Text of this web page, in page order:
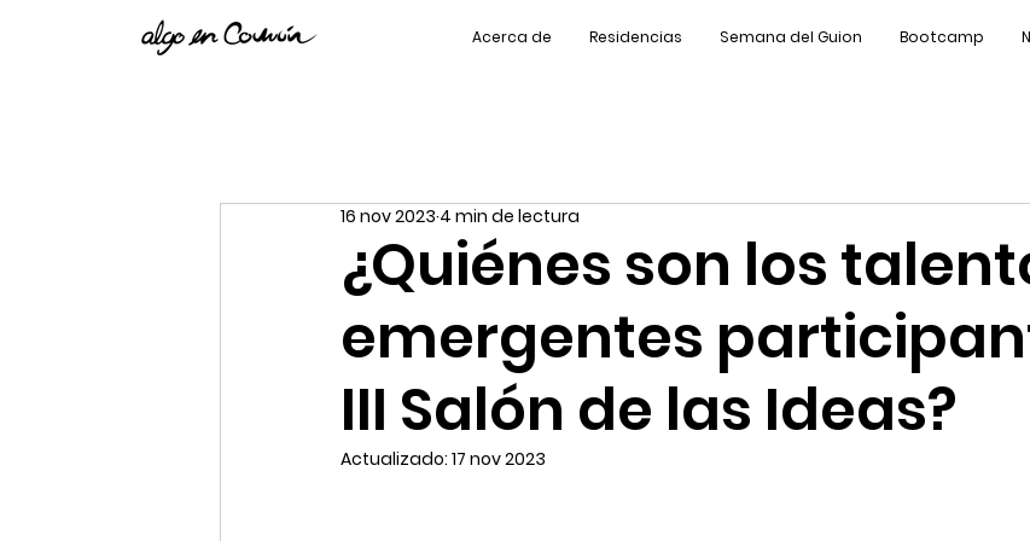
Acerca de Residencias Semana del Guion Bootcamp
¿Quiénes son los
emergentes
III Salón de las Ideas?
16 nov 2023 4 min de lectura
Actualizado: 17 nov 2023